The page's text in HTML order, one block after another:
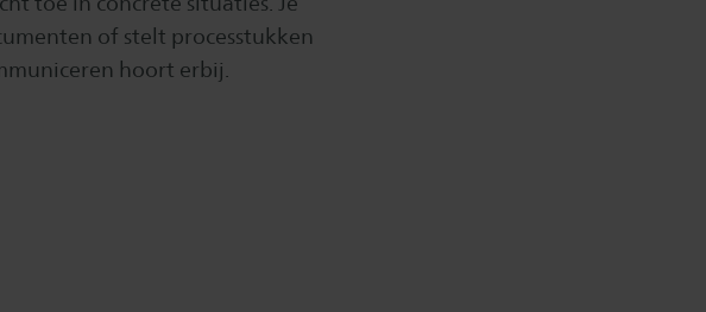
of stelt processtukken
hoort erbij.